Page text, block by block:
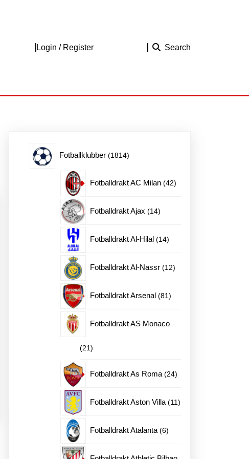
Login / RegisterLogin
Search
Fotballklubber 18141814
Fotballdrakt AC Milan 4242
Fotballdrakt Ajax 1414
Fotballdrakt Al-Hilal 1414
Fotballdrakt Al-Nassr 1212
Fotballdrakt Arsenal 8181
Fotballdrakt AS Monaco
2121
produkter
Fotballdrakt As Roma 2424
Fotballdrakt Aston Villa 1111
Fotballdrakt Atalanta 66